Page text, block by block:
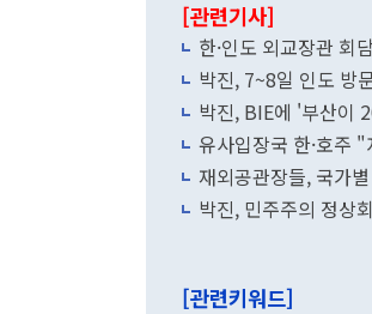
[관련기사]
한·인도 외교장관 회
박진, 7~8일 인도 방
박진, BIE에 '부산이
유사입장국 한·호주
재외공관장들, 국가
박진, 민주주의 정상
[관련키워드]